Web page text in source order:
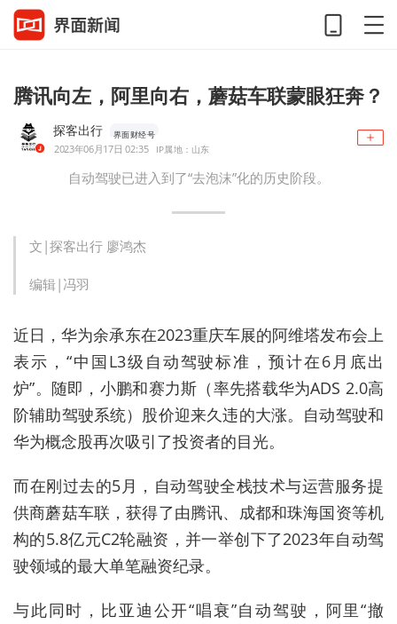
腾讯向左，阿里向右，蘑菇车联蒙眼狂奔？
探客出行 界面财经号
2023年06月17日 02:35 IP属地：山东
自动驾驶已进入到了“去泡沫”化的历史阶段。
文|探客出行 廖鸿杰
编辑|冯羽
近日，华为余承东在2023重庆车展的阿维塔发布会上
表示，“中国L3级自动驾驶标准，预计在6月底出
炉”。随即，小鹏和赛力斯（率先搭载华为ADS 2.0高
阶辅助驾驶系统）股价迎来久违的大涨。自动驾驶和
华为概念股再次吸引了投资者的目光。
而在刚过去的5月，自动驾驶全栈技术与运营服务提
供商蘑菇车联，获得了由腾讯、成都和珠海国资等机
构的5.8亿元C2轮融资，并一举创下了2023年自动驾
驶领域的最大单笔融资纪录。
与此同时，比亚迪公开“唱衰”自动驾驶，阿里“撤